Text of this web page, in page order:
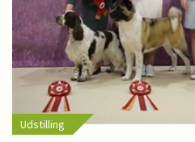
Udstilling